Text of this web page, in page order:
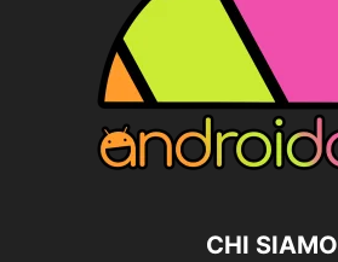
CHI SIAMO